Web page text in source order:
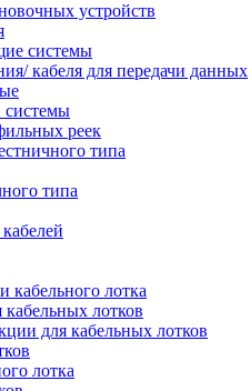
устройств
системы
кабеля для передачи данных
системы
реек
типа
типа
кабельного лотка
лотков
для кабельных лотков
лотка